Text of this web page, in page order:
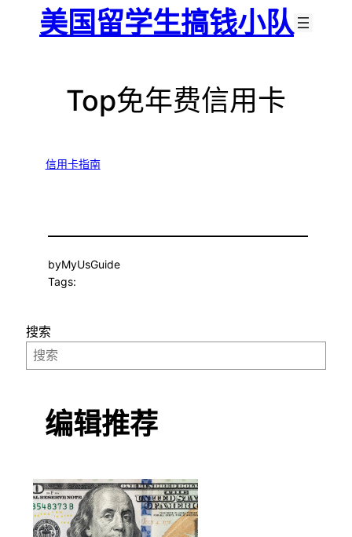
美国留学生搞钱小队
Top免年费信用卡
信用卡指南
byMyUsGuide
Tags:
搜索
编辑推荐